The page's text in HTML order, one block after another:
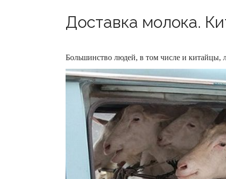
Доставка молока.
Большинство людей, в том числе и китайцы,